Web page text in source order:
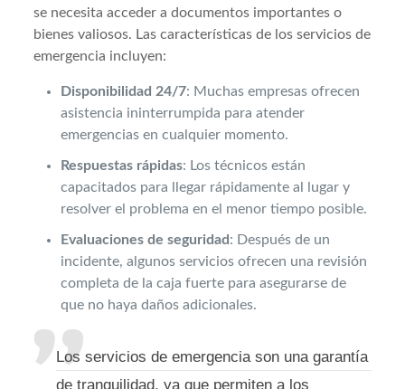
se necesita acceder a documentos importantes o
bienes valiosos. Las características de los servicios de
emergencia incluyen:
Disponibilidad 24/7: Muchas empresas ofrecen
asistencia ininterrumpida para atender
emergencias en cualquier momento.
Respuestas rápidas: Los técnicos están
capacitados para llegar rápidamente al lugar y
resolver el problema en el menor tiempo posible.
Evaluaciones de seguridad : Después de un
incidente, algunos servicios ofrecen una revisión
completa de la caja fuerte para asegurarse de
que no haya daños adicionales.
Los servicios de emergencia son una garantía
de tranquilidad, ya que permiten a los